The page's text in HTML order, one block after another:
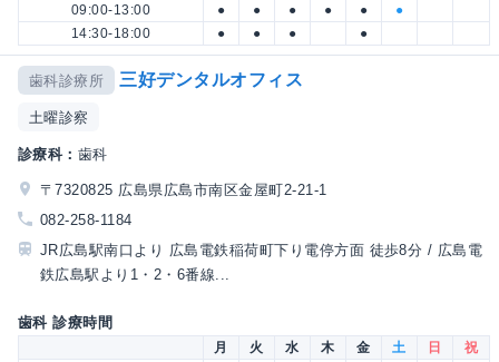
09:00-13:00
● ● ● ● ●
●
14:30-18:00
● ● ● ●
歯科診療所 三好デンタルオフィス
土曜診察
診療科： 歯科
〒7320825 広島県広島市南区金屋町2-21-1
082-258-1184
JR広島駅南口より 広島電鉄稲荷町下り電停方面 徒歩8分 / 広島電
鉄広島駅より1・2・6番線...
歯科 診療時間
月 火 水 木 金 土 日
祝